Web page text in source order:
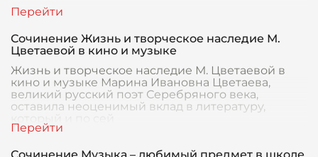
Сочинение Жизнь и творческое наследие М.
Цветаевой в кино и музыке
Жизнь и творческое наследие М. Цветаевой в
кино и музыке Марина Ивановна Цветаева,
великий русский поэт Серебряного века,
оставила неоценимый вклад в литературу,